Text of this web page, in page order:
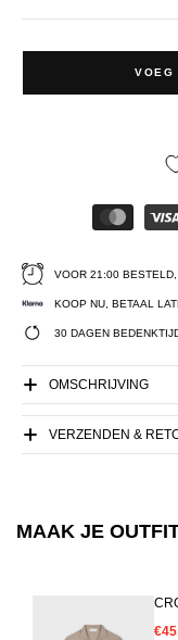
VOEG
VOOR 21:00
KOOP NU, BETAAL
30 DAGEN
OMSCHRIJVING
VERZENDEN &
MAAK JE